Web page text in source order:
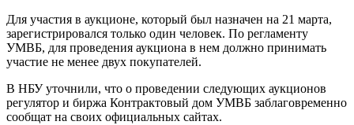
Для участия в аукционе, который был назначен на 21 марта,
зарегистрировался только один человек. По регламенту
УМВБ, для проведения аукциона в нем должно принимать
участие не менее двух покупателей.
В НБУ уточнили, что о проведении следующих аукционов
регулятор и биржа Контрактовый дом УМВБ заблаговременно
сообщат на своих официальных сайтах.